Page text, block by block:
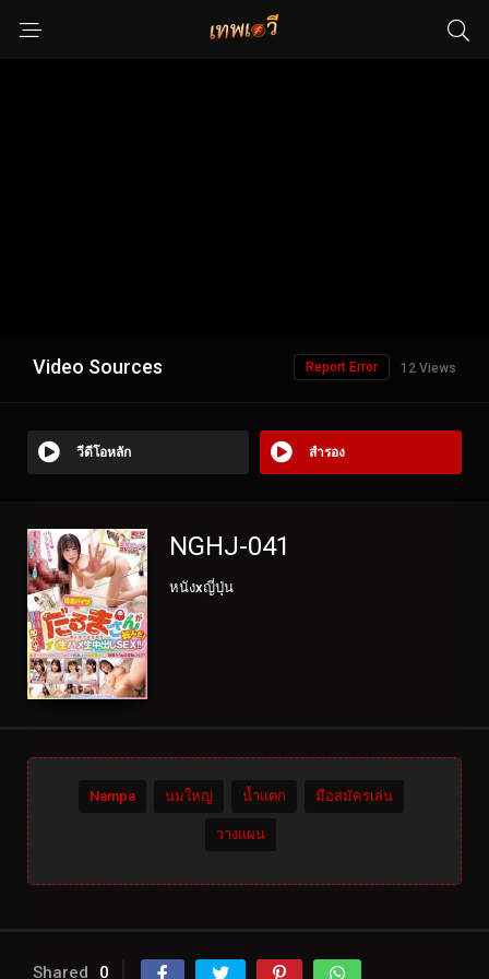
Video Sources 12 Views
Report Error
วีดีโอหลัก สำรอง
NGHJ-041
หนังxญี่ปุ่น
Nampa นมใหญ่ น้ำแตก มือสมัครเล่น
วางแผน
Shared 0